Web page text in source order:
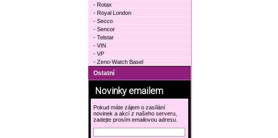
- Rotax
- Royal London
- Secco
- Sencor
- Telstar
- VIN
- VP
- Zeno-Watch Basel
Ostatní
Novinky emailem
Pokud máte zájem o zasílání
novinek a akcí z našeho serveru,
zadejte prosím emailovou adresu.